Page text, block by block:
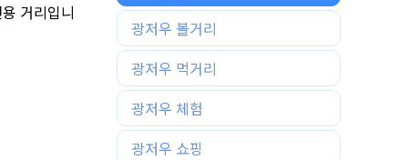
거리입니
광저우 볼거리
광저우 먹거리
광저우 체험
광저우 쇼핑